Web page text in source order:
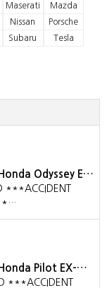
Maserati
Mazda
Nissan
Porsche
Subaru
Tesla
Odyssey E…
***ACCIDENT
*…
Pilot EX-…
***ACCIDENT